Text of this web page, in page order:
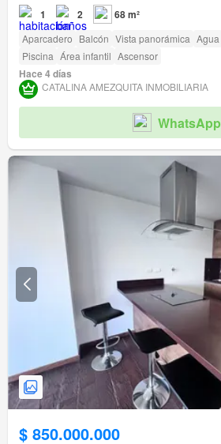
1 2 68 m²
Aparcadero Balcón Vista panorámica Agua
Piscina Área infantil Ascensor
Hace 4 días
CATALINA AMEZQUITA INMOBILIARIA
WhatsApp
$ 850.000.000